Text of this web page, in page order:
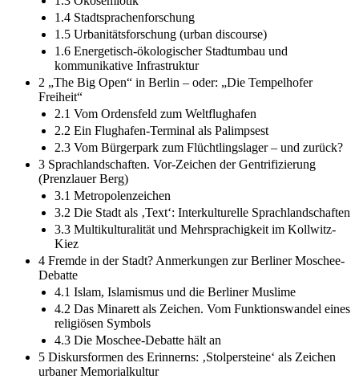
1.4 Stadtsprachenforschung
1.5 Urbanitätsforschung (urban discourse)
1.6 Energetisch-ökologischer Stadtumbau und
kommunikative Infrastruktur
2 „The Big Open“ in Berlin – oder: „Die Tempelhofer
Freiheit“
2.1 Vom Ordensfeld zum Weltflughafen
2.2 Ein Flughafen-Terminal als Palimpsest
2.3 Vom Bürgerpark zum Flüchtlingslager – und zurück?
3 Sprachlandschaften. Vor-Zeichen der Gentrifizierung
(Prenzlauer Berg)
3.1 Metropolenzeichen
3.2 Die Stadt als ‚Text‘: Interkulturelle Sprachlandschaften
3.3 Multikulturalität und Mehrsprachigkeit im Kollwitz-
Kiez
4 Fremde in der Stadt? Anmerkungen zur Berliner Moschee-
Debatte
4.1 Islam, Islamismus und die Berliner Muslime
4.2 Das Minarett als Zeichen. Vom Funktionswandel eines
religiösen Symbols
4.3 Die Moschee-Debatte hält an
5 Diskursformen des Erinnerns: ‚Stolpersteine‘ als Zeichen
urbaner Memorialkultur